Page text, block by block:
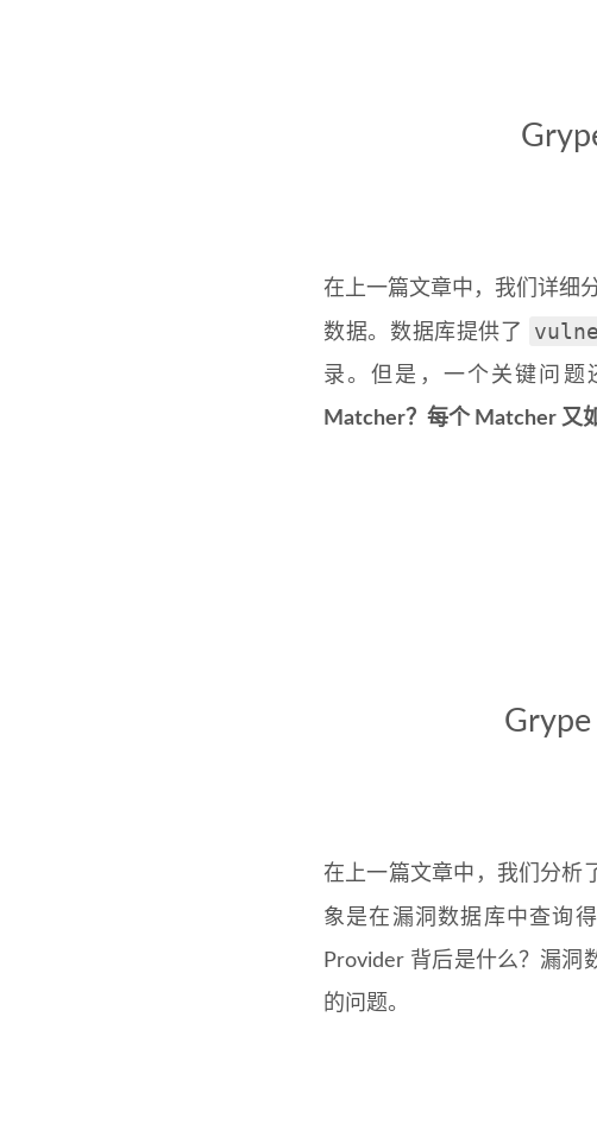
在上一篇文章中，我们详细
数据。数据库提供了
录。但是，一个关键问题
Matcher？每个 Matcher 又
在上一篇文章中，我们分析
象是在漏洞数据库中查询
Provider 背后是什么？漏洞
的问题。